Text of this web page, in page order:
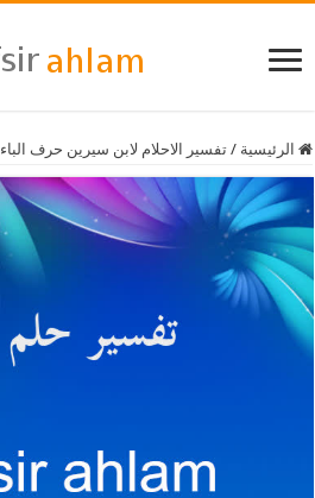
الرئيسية / تفسير الاحلام لابن سيرين حرف الباء